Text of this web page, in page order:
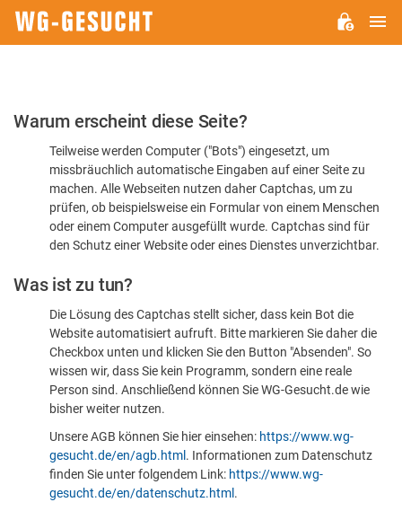
Bitte
dass
sind
Warum erscheint diese Seite?
Teilweise werden Computer ("Bots") eingesetzt, um
missbräuchlich automatische Eingaben auf einer Seite zu
machen. Alle Webseiten nutzen daher Captchas, um zu
prüfen, ob beispielsweise ein Formular von einem Menschen
oder einem Computer ausgefüllt wurde. Captchas sind für
den Schutz einer Website oder eines Dienstes unverzichtbar.
Was ist zu tun?
Die Lösung des Captchas stellt sicher, dass kein Bot die
Website automatisiert aufruft. Bitte markieren Sie daher die
Checkbox unten und klicken Sie den Button "Absenden". So
wissen wir, dass Sie kein Programm, sondern eine reale
Person sind. Anschließend können Sie WG-Gesucht.de wie
bisher weiter nutzen.
Unsere AGB können Sie hier einsehen: https://www.wg-
gesucht.de/en/agb.html . Informationen zum Datenschutz
finden Sie unter folgendem Link: https://www.wg-
gesucht.de/en/datenschutz.html .